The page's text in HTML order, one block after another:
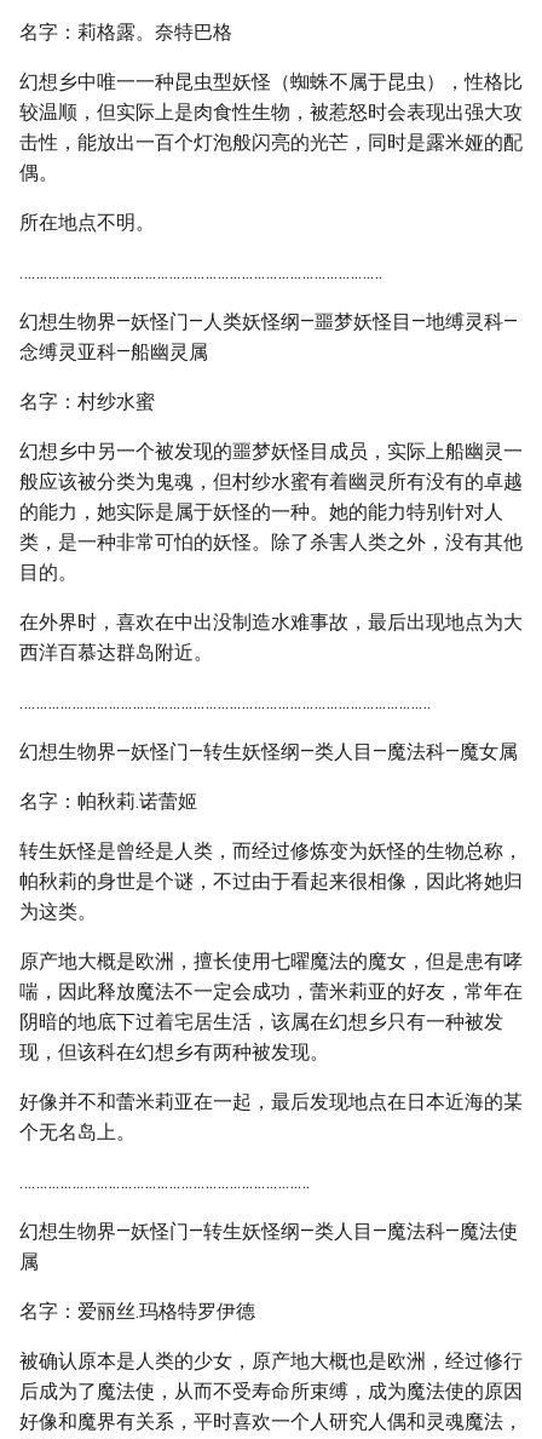
名字：莉格露。奈特巴格
幻想乡中唯一一种昆虫型妖怪（蜘蛛不属于昆虫），性格比
较温顺，但实际上是肉食性生物，被惹怒时会表现出强大攻
击性，能放出一百个灯泡般闪亮的光芒，同时是露米娅的配
偶。
所在地点不明。
………………………………………………………………………………
幻想生物界—妖怪门—人类妖怪纲—噩梦妖怪目—地缚灵科—
念缚灵亚科—船幽灵属
名字：村纱水蜜
幻想乡中另一个被发现的噩梦妖怪目成员，实际上船幽灵一
般应该被分类为鬼魂，但村纱水蜜有着幽灵所有没有的卓越
的能力，她实际是属于妖怪的一种。她的能力特别针对人
类，是一种非常可怕的妖怪。除了杀害人类之外，没有其他
目的。
在外界时，喜欢在中出没制造水难事故，最后出现地点为大
西洋百慕达群岛附近。
…………………………………………………………………………………………
幻想生物界—妖怪门—转生妖怪纲—类人目—魔法科—魔女属
名字：帕秋莉.诺蕾姬
转生妖怪是曾经是人类，而经过修炼变为妖怪的生物总称，
帕秋莉的身世是个谜，不过由于看起来很相像，因此将她归
为这类。
原产地大概是欧洲，擅长使用七曜魔法的魔女，但是患有哮
喘，因此释放魔法不一定会成功，蕾米莉亚的好友，常年在
阴暗的地底下过着宅居生活，该属在幻想乡只有一种被发
现，但该科在幻想乡有两种被发现。
好像并不和蕾米莉亚在一起，最后发现地点在日本近海的某
个无名岛上。
………………………………………………………………
幻想生物界—妖怪门—转生妖怪纲—类人目—魔法科—魔法使
属
名字：爱丽丝.玛格特罗伊德
被确认原本是人类的少女，原产地大概也是欧洲，经过修行
后成为了魔法使，从而不受寿命所束缚，成为魔法使的原因
好像和魔界有关系，平时喜欢一个人研究人偶和灵魂魔法，